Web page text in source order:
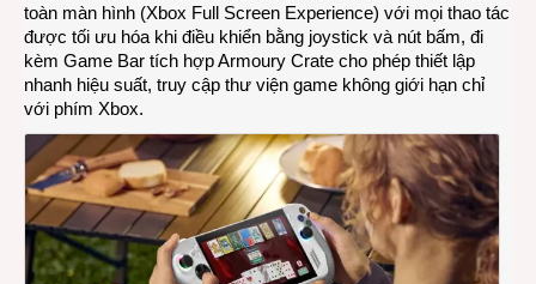
toàn màn hình (Xbox Full Screen Experience) với mọi thao tác
được tối ưu hóa khi điều khiển bằng joystick và nút bấm, đi
kèm Game Bar tích hợp Armoury Crate cho phép thiết lập
nhanh hiệu suất, truy cập thư viện game không giới hạn chỉ
với phím Xbox.